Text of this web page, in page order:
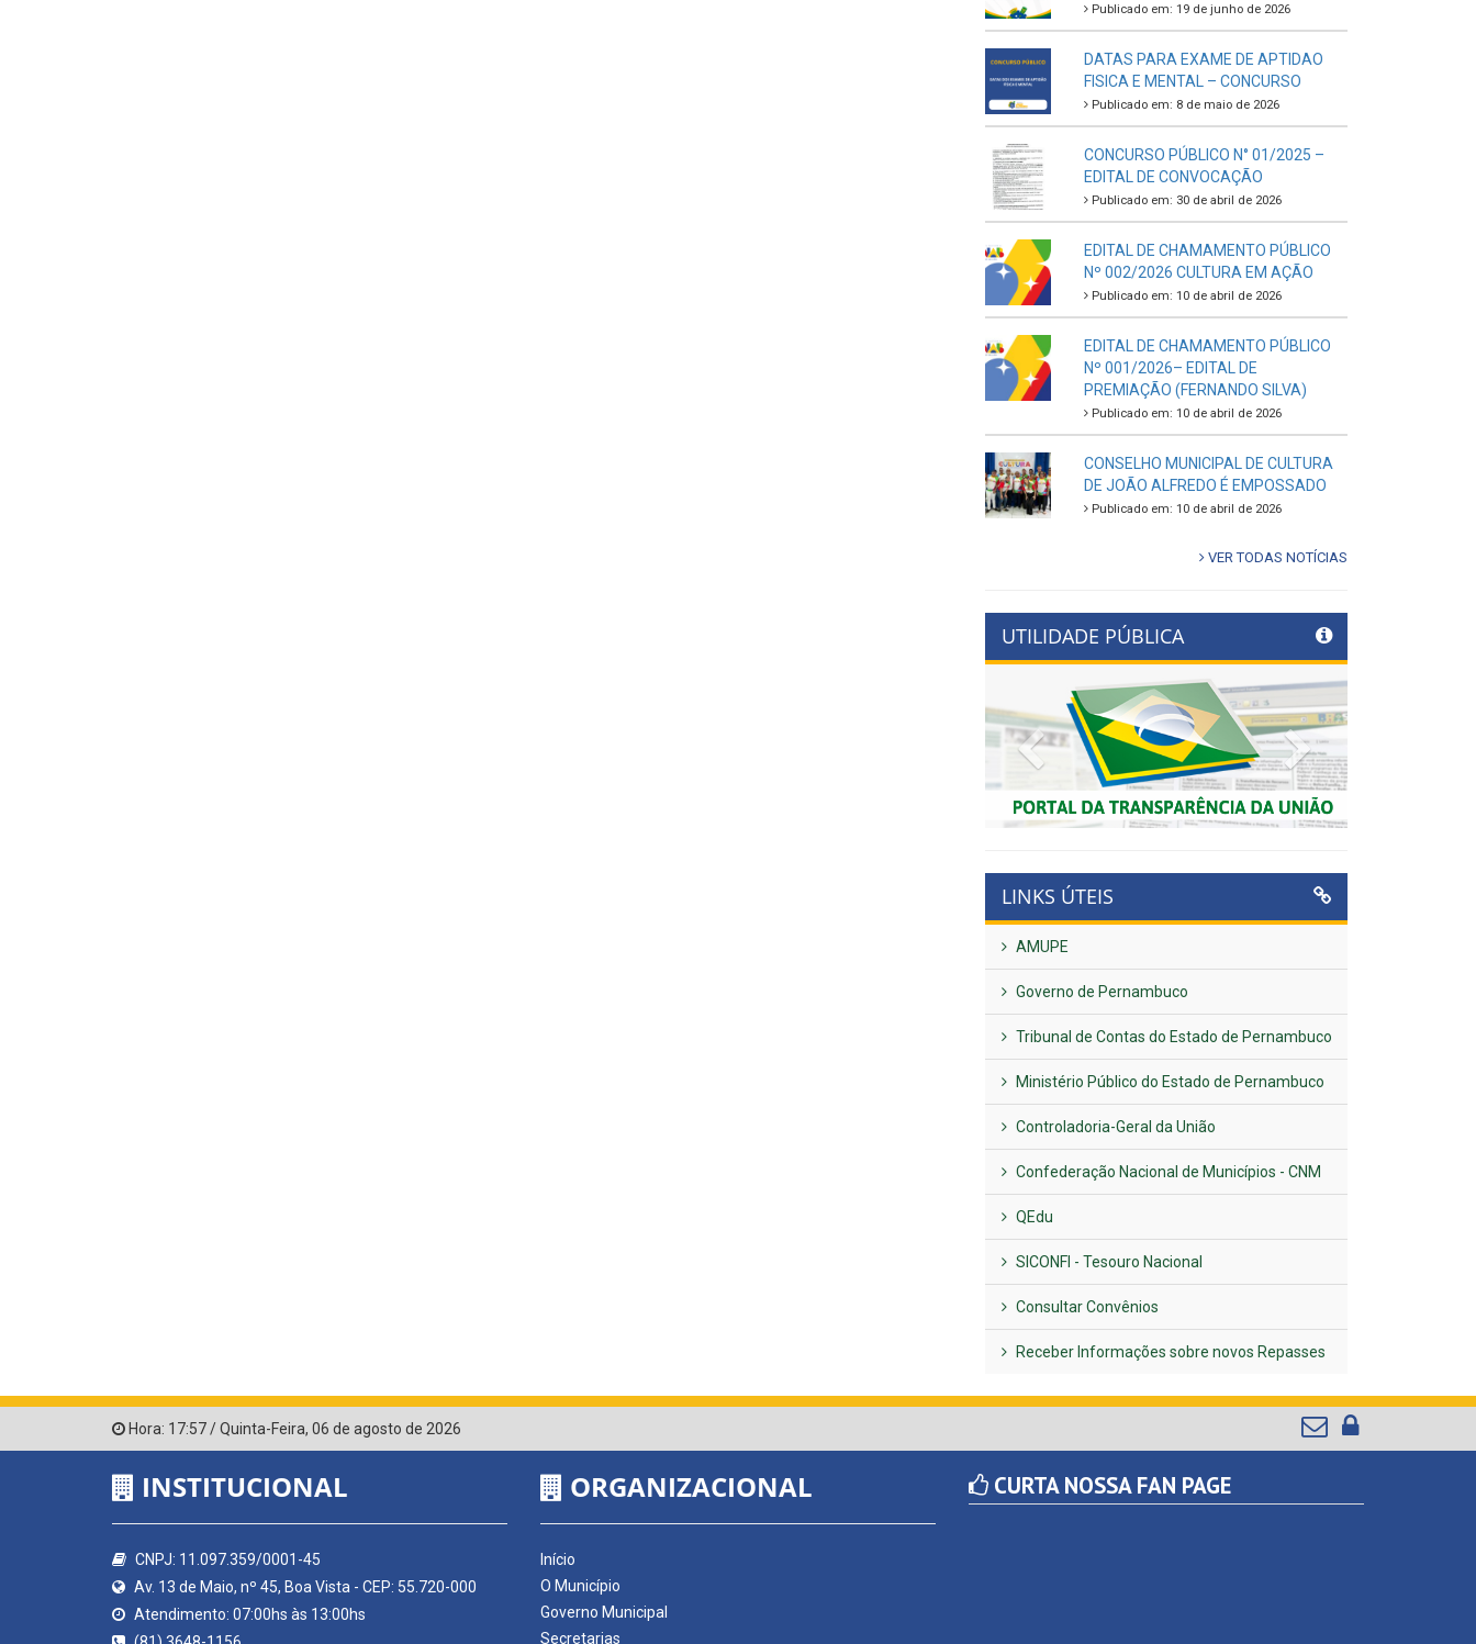
Publicado em: 19 de junho de 2026
DATAS PARA EXAME DE APTIDAO
FISICA E MENTAL – CONCURSO
Publicado em: 8 de maio de 2026
CONCURSO PÚBLICO N° 01/2025 –
EDITAL DE CONVOCAÇÃO
Publicado em: 30 de abril de 2026
EDITAL DE CHAMAMENTO PÚBLICO
Nº 002/2026 CULTURA EM AÇÃO
Publicado em: 10 de abril de 2026
EDITAL DE CHAMAMENTO PÚBLICO
Nº 001/2026– EDITAL DE
PREMIAÇÃO (FERNANDO SILVA)
Publicado em: 10 de abril de 2026
CONSELHO MUNICIPAL DE CULTURA
DE JOÃO ALFREDO É EMPOSSADO
Publicado em: 10 de abril de 2026
VER TODAS NOTÍCIAS
UTILIDADE PÚBLICA
Previous Next
LINKS ÚTEIS
AMUPE
Governo de Pernambuco
Tribunal de Contas do Estado de Pernambuco
Ministério Público do Estado de Pernambuco
Controladoria-Geral da União
Confederação Nacional de Municípios - CNM
QEdu
SICONFI - Tesouro Nacional
Consultar Convênios
Receber Informações sobre novos Repasses
Hora: 17:57/Quinta-Feira, 06 de agosto de 2026
INSTITUCIONAL
CNPJ: 11.097.359/0001-45
Av. 13 de Maio, nº 45, Boa Vista - CEP: 55.720-000
Atendimento: 07:00hs às 13:00hs
ORGANIZACIONAL
Início
O Município
Governo Municipal
Secretarias
CURTA NOSSA FAN PAGE